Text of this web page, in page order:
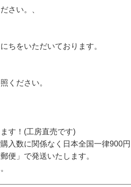
さい。、
ちをいただいております。
ください。
す！(工房直売です)
入数に関係なく日本全国一律900円
便」で発送いたします。